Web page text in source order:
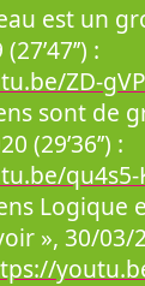
est un
:
ZD-
sont de
(29’36’’) :
qu4s5-
Logique
», 30/03/